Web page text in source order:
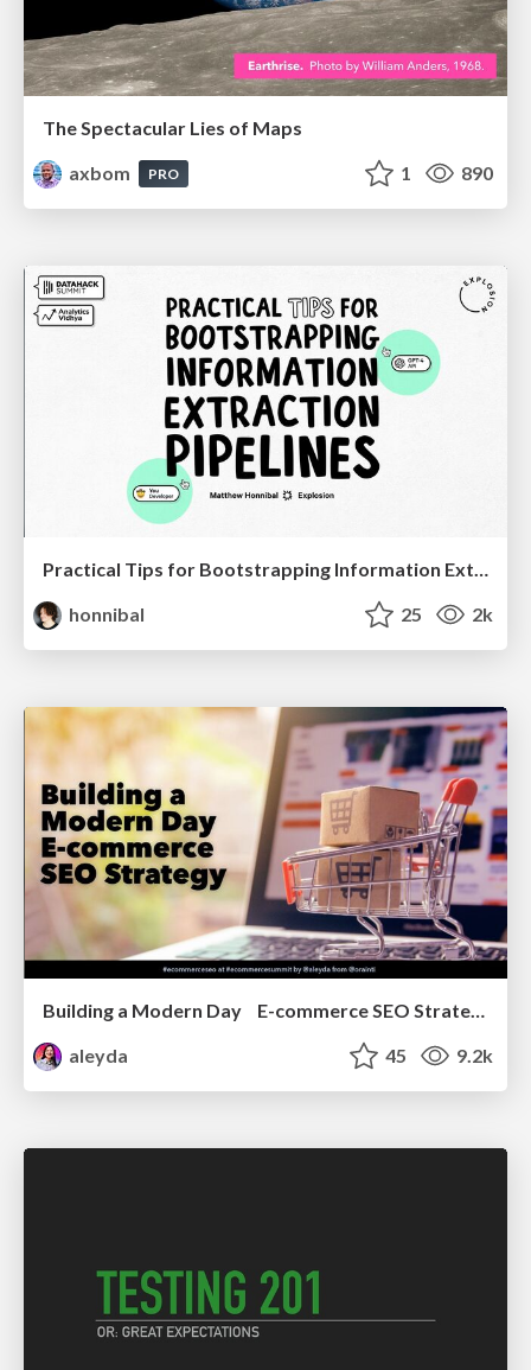
The Spectacular Lies of Maps
axbom
PRO 1 890
Practical Tips for Bootstrapping Information Extraction Pipelines
honnibal
25 2k
Building a Modern Day E-commerce SEO Strategy
aleyda
45 9.2k